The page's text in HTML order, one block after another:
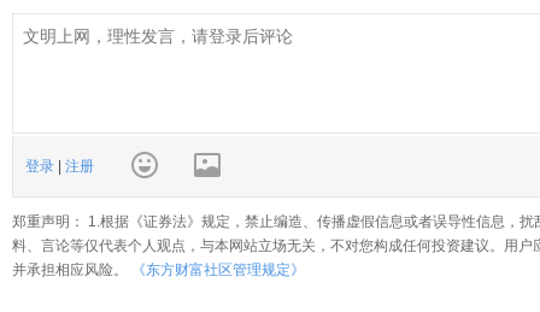
登录 注册
郑重声明： 1.根据《证券法》规定，禁止编造、传播虚假信息或者误导性信息，
料、言论等仅代表个人观点，与本网站立场无关，不对您构成任何投资建议。用
并承担相应风险。
《东方财富社区管理规定》